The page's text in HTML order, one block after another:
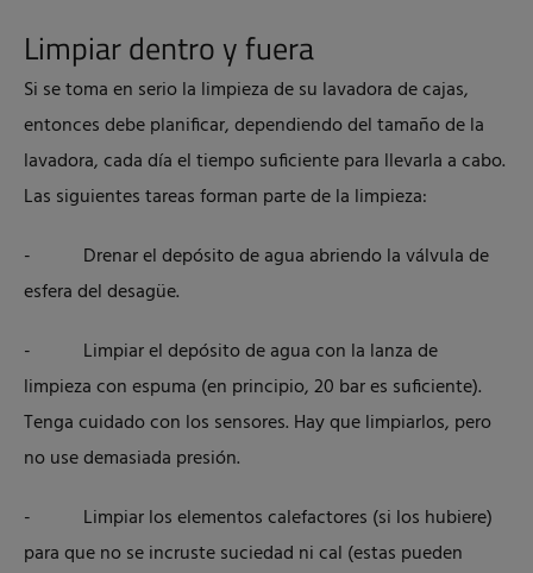
Limpiar dentro y fuera
Si se toma en serio la limpieza de su lavadora de cajas,
entonces debe planificar, dependiendo del tamaño de la
lavadora, cada día el tiempo suficiente para llevarla a cabo.
Las siguientes tareas forman parte de la limpieza:
- Drenar el depósito de agua abriendo la válvula de
esfera del desagüe.
- Limpiar el depósito de agua con la lanza de
limpieza con espuma (en principio, 20 bar es suficiente).
Tenga cuidado con los sensores. Hay que limpiarlos, pero
no use demasiada presión.
- Limpiar los elementos calefactores (si los hubiere)
para que no se incruste suciedad ni cal (estas pueden